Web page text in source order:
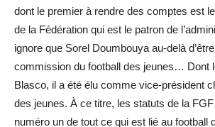
dont le premier à rendre des comptes est
de la Fédération qui est le patron de
ignore que Sorel Doumbouya au-delà
commission du football des jeunes… Dont
Blasco, il a été élu comme vice-président
des jeunes. À ce titre, les statuts de la
numéro un de tout ce qui est lié au football